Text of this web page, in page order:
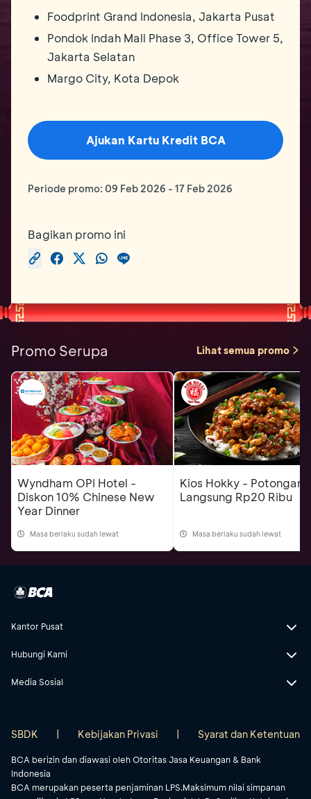
Foodprint Grand Indonesia, Jakarta Pusat
Pondok Indah Mall Phase 3, Office Tower 5,
Jakarta Selatan
Margo City, Kota Depok
Ajukan Kartu Kredit BCA
Periode promo: 09 Feb 2026 - 17 Feb 2026
Bagikan promo ini
Promo Serupa Lihat semua promo
Wyndham OPI Hotel -
Diskon 10% Chinese New
Year Dinner
Masa berlaku sudah lewat
Kios Hokky - Potongan
Langsung Rp20 Ribu
Masa berlaku sudah lewat
Kantor Pusat
Hubungi Kami
Media Sosial
BCA berizin dan diawasi oleh Otoritas Jasa Keuangan & Bank
Indonesia
BCA merupakan peserta penjaminan LPS.Maksimum nilai simpanan
SBDK | Kebijakan Privasi | Syarat dan Ketentuan